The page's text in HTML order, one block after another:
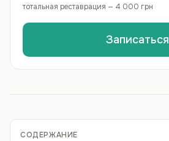
тотальная реставрация — 4 000 грн
Записаться
СОДЕРЖАНИЕ